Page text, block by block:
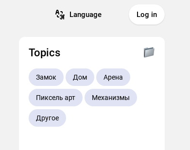
Language Log in
Topics
Замок Дом Арена
Пиксель арт Механизмы
Другое